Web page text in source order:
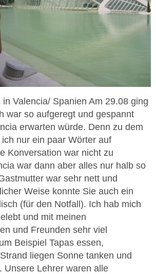
Valencia/ Spanien Am 29.08 ging
war so aufgeregt und gespannt
erwarten würde. Denn zu dem
nur ein paar Wörter auf
Konversation war nicht zu
war dann aber alles nur halb so
war sehr nett und
Weise konnte Sie auch ein
(für den Notfall). Ich hab mich
und mit meinen
und Freunden sehr viel
Beispiel Tapas essen,
liegen Sonne tanken und
Unsere Lehrer waren alle